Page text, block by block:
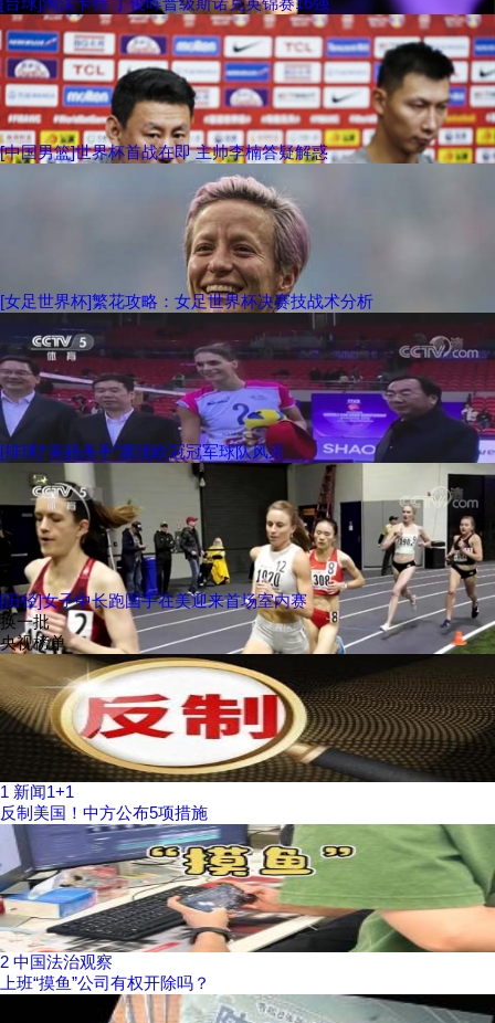
[中国男篮]世界杯首战在即 主帅李楠答疑解惑
[女足世界杯]繁花攻略：女足世界杯决赛技战术分析
[排球]“美丽杀手”展现欧冠冠军球队风采
[田径]女子中长跑国手在美迎来首场室内赛
换一批
央视榜单
1 新闻1+1
反制美国！中方公布5项措施
2 中国法治观察
上班“摸鱼”公司有权开除吗？